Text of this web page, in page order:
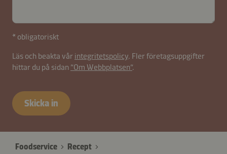
* obligatoriskt
Läs och beakta vår integritetspolicy. Fler företagsuppgifter
hittar du på sidan ”Om Webbplatsen”.
B2B-
26625-
Skicka in
Foodservice
Recept